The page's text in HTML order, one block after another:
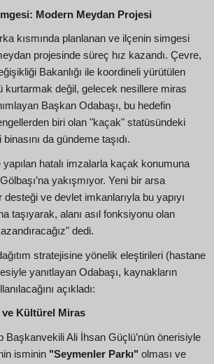
Modern Meydan Projesi
kısmında planlanan ve ilçenin simgesi
projesinde süreç hız kazandı. Çevre,
Bakanlığı ile koordineli yürütülen
kurtarmak değil, gelecek nesillere miras
Başkan Odabaşı, bu hedefin
biri olan "kaçak" statüsündeki
da gündeme taşıdı.
hatalı imzalarla kaçak konumuna
yakışmıyor. Yeni bir arsa
desteği ve devlet imkanlarıyla bu yapıyı
taşıyarak, alanı asıl fonksiyonu olan
dedi.
stratejisine yönelik eleştirileri (hastane
yanıtlayan Odabaşı, kaynakların
açıkladı:
Kültürel Miras
Başkanvekili Ali İhsan Güçlü’nün önerisiyle
isminin "Seymenler Parkı" olması ve